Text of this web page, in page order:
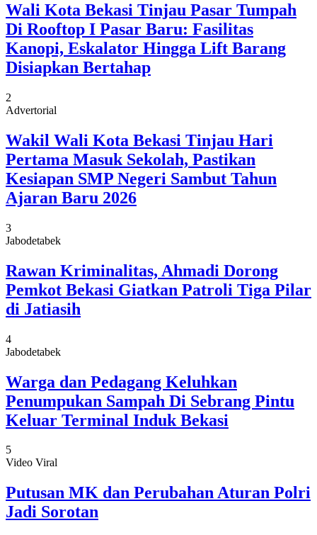
Wali Kota Bekasi Tinjau Pasar Tumpah
Di Rooftop I Pasar Baru: Fasilitas
Kanopi, Eskalator Hingga Lift Barang
Disiapkan Bertahap
2
Advertorial
Wakil Wali Kota Bekasi Tinjau Hari
Pertama Masuk Sekolah, Pastikan
Kesiapan SMP Negeri Sambut Tahun
Ajaran Baru 2026
3
Jabodetabek
Rawan Kriminalitas, Ahmadi Dorong
Pemkot Bekasi Giatkan Patroli Tiga Pilar
di Jatiasih
4
Jabodetabek
Warga dan Pedagang Keluhkan
Penumpukan Sampah Di Sebrang Pintu
Keluar Terminal Induk Bekasi
5
Video Viral
Putusan MK dan Perubahan Aturan Polri
Jadi Sorotan